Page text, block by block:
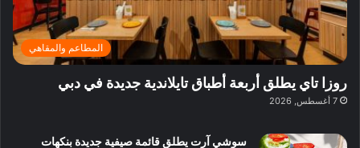
ا
ئ
ر
ي
ب
د
ي
ب
ي
:
س
المطاعم والمقاهي
روزا تاي يطلق أربعة أطباق تايلاندية جديدة في دبي
7 أغسطس, 2026
سوشي آرت يطلق قائمة صيفية جديدة بنكهات